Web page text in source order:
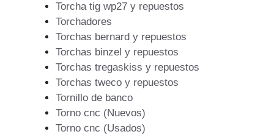
Torcha tig wp27 y repuestos
Torchadores
Torchas bernard y repuestos
Torchas binzel y repuestos
Torchas tregaskiss y repuestos
Torchas tweco y repuestos
Tornillo de banco
Torno cnc (Nuevos)
Torno cnc (Usados)